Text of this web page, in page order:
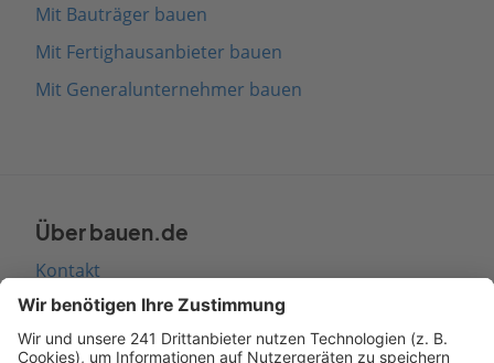
Mit Bauträger bauen
Mit Fertighausanbieter bauen
Mit Generalunternehmer bauen
Über bauen.de
Kontakt
Seitenaufbau
Barrierefreiheit